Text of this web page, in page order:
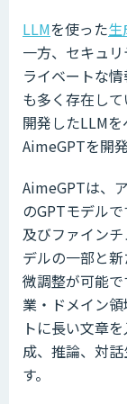
LLMを使った生
一方、セキュ
ライベートな
も多く存在し
開発したLLM
AimeGPTを開
AimeGPTは、
のGPTモデル
及びファイン
デルの一部と
微調整が可能
業・ドメイン
トに長い文章
成、推論、対
す。